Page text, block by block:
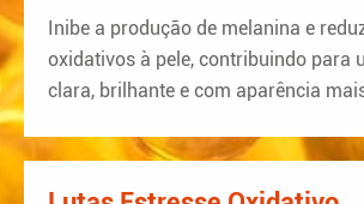
Inibe a produção de melanina e
oxidativos à pele, contribuindo para
clara, brilhante e com aparência